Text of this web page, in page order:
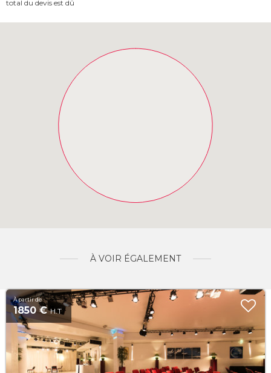
total du devis est dû
À VOIR ÉGALEMENT
À partir de
1850 €H.T